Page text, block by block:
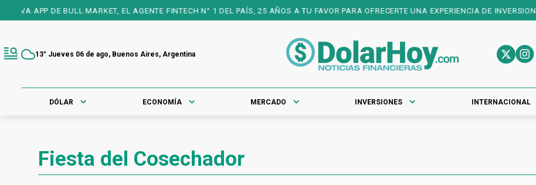
APP DE BULL MARKET, EL AGENTE FINTECH N° 1 DEL PAÍS, 25 AÑOS A TU FAVOR PARA OFRECERTE UNA EXPERIENCIA DE INVERSIONES
13° Jueves 06 de ago, Buenos Aires, Argentina
DÓLAR ECONOMÍA MERCADO INVERSIONES INTERNACIONAL
Fiesta del Cosechador